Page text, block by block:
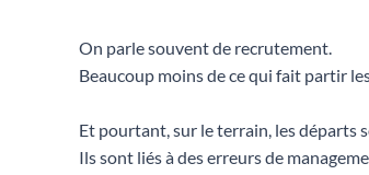
On parle souvent de recrutement.
Beaucoup moins de ce qui fait partir
Et pourtant, sur le terrain, les départs
Ils sont liés à des erreurs de